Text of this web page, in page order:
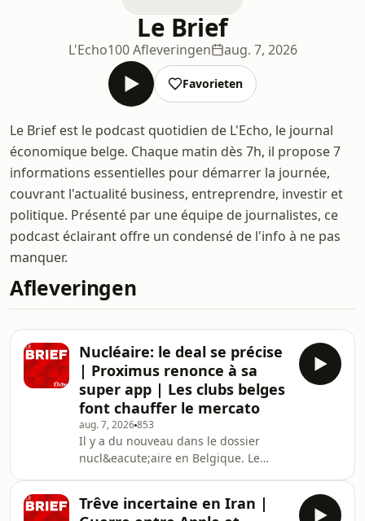
Le Brief
L'Echo100 Afleveringen aug. 7, 2026
Favorieten
Le Brief est le podcast quotidien de L'Echo, le journal
économique belge. Chaque matin dès 7h, il propose 7
informations essentielles pour démarrer la journée,
couvrant l'actualité business, entreprendre, investir et
politique. Présenté par une équipe de journalistes, ce
podcast éclairant offre un condensé de l'info à ne pas
manquer.
Afleveringen
Nucléaire: le deal se précise
| Proximus renonce à sa
super app | Les clubs belges
font chauffer le mercato
aug. 7, 2026853
Il y a du nouveau dans le dossier
nucl&eacute;aire en Belgique. Le
Engie et &agrave; sa filiale Electrabel
Trêve incertaine en Iran |